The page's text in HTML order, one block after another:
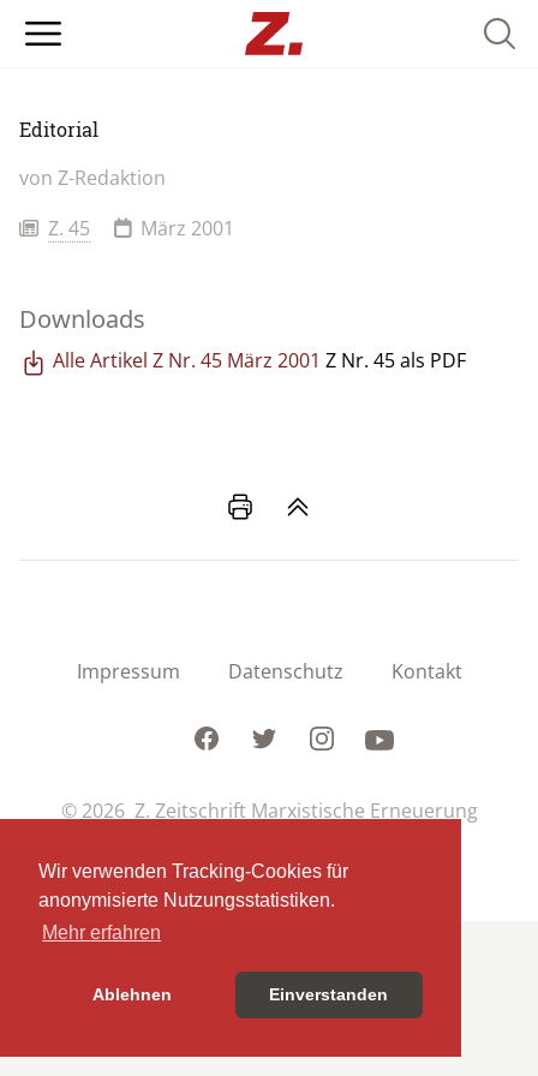
Wir verwenden Tracking-Cookies für
anonymisierte Nutzungsstatistiken.
Mehr erfahren
Ablehnen Einverstanden
Editorial
von Z-Redaktion
Z. 45
März 2001
Downloads
Alle Artikel Z Nr. 45 März 2001 Z Nr. 45 als PDF
Impressum Datenschutz Kontakt
FacebookTwitterInstagramYoutube
© 2026 Z. Zeitschrift Marxistische Erneuerung